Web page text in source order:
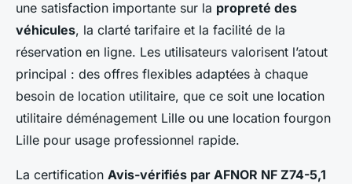
une satisfaction importante sur la propreté des
véhicules, la clarté tarifaire et la facilité de la
réservation en ligne. Les utilisateurs valorisent l’atout
principal : des offres flexibles adaptées à chaque
besoin de location utilitaire, que ce soit une location
utilitaire déménagement Lille ou une location fourgon
Lille pour usage professionnel rapide.
La certification Avis-vérifiés par AFNOR NF Z74-5,1